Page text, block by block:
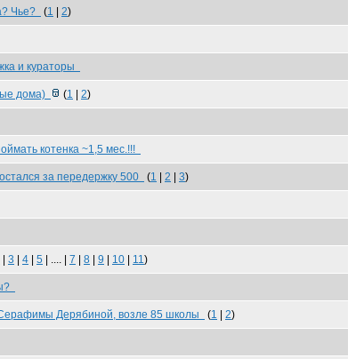
Чье? (1 2)
и кураторы
дома) (1 2)
котенка ~1,5 мес.!!!
за передержку 500 (1 2 3)
3 4 5 | .... | 7 8 9 10 11)
Дерябиной, возле 85 школы (1 2)